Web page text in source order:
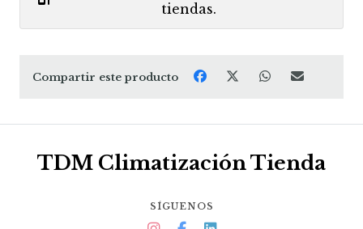
tiendas.
Compartir este producto
TDM Climatización Tienda
SÍGUENOS